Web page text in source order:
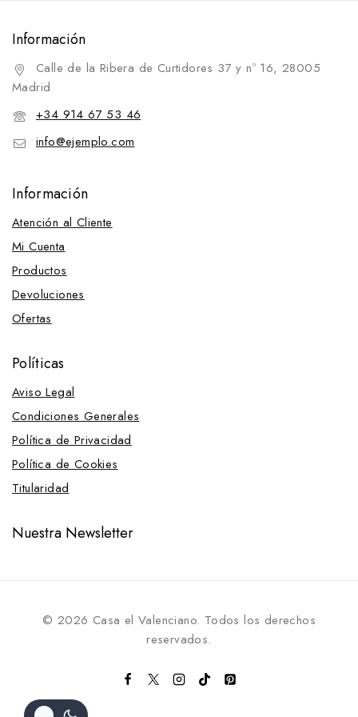
Menorquinas
Cabezadas y Accesorios
Blincas
Cabezadas
Cuadra
Inglesas
Doble rienda
Una rienda
Menorquinas
Portuguesas
Raid y Biotane
Presentación
Cierrabocas
Falsarienda
Fundas para cabezada
Muserolas y Accesorios
Fundas para muserola
Pilares para muserola
Información
Calle de la Ribera de Curtidores 37 y nº 16, 28005
Madrid
+34 914 67 53 46
info@ejemplo.com
Información
Atención al Cliente
Mi Cuenta
Productos
Devoluciones
Ofertas
Políticas
Aviso Legal
Condiciones Generales
Política de Privacidad
Política de Cookies
Titularidad
Nuestra Newsletter
© 2026 Casa el Valenciano. Todos los derechos
reservados.